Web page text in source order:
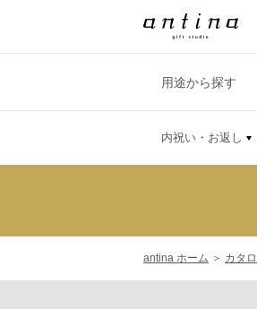
用途から探す
内祝い・お返し
antina ホーム ＞ カタ